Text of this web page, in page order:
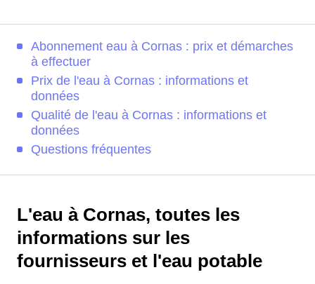
Abonnement eau à Cornas : prix et démarches
à effectuer
Prix de l'eau à Cornas : informations et
données
Qualité de l'eau à Cornas : informations et
données
Questions fréquentes
L'eau à Cornas, toutes les
informations sur les
fournisseurs et l'eau potable